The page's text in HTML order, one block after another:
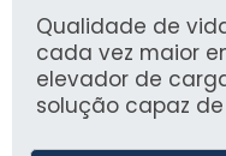
Qualidade de
cada vez maior
elevador de
solução capaz